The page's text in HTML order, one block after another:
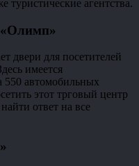
туристические агентства.
двери для посетителей
имеется
550 автомобильных
этот трговый центр
ответ на все